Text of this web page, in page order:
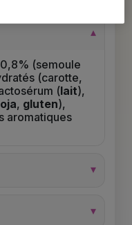
(semoule
(carotte,
(lait),
, gluten),
aromatiques